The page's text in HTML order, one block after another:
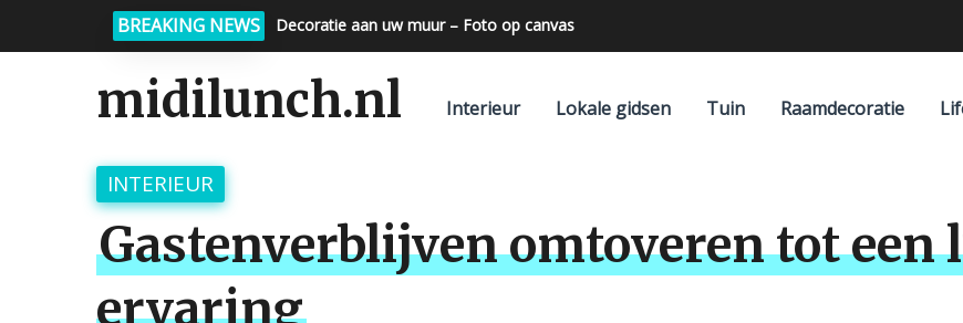
BREAKING NEWS Decoratie aan uw muur – Foto op canvas
Foto op glas – Foto op keuken achterwand
midilunch.nl Interieur Lokale gidsen Tuin Raamdecoratie
INTERIEUR
Gastenverblijven omtoveren tot een
ervaring